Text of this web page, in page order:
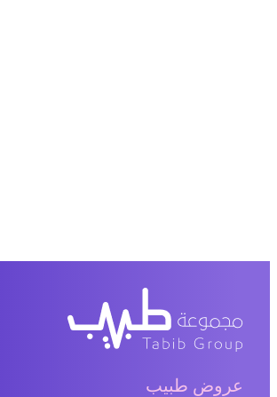
عروض طبيب